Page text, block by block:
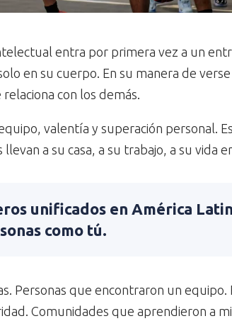
entra por primera vez a un
en su cuerpo. En su manera de verse
con los demás.
valentía y superación personal.
llevan a su casa, a su trabajo, a su vida
unificados en América
como tú.
Personas que encontraron un equipo.
Comunidades que aprendieron a